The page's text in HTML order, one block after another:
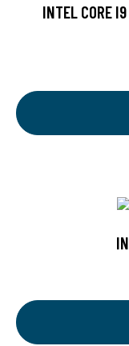
INTEL CORE